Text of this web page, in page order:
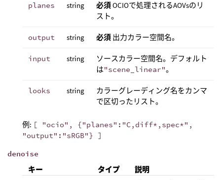
planes string 必須OCIOで処理されるAOVsのリ
スト。
output string 必須 出力カラー空間名。
input string
ソースカラー空間名。デフォルト
は"scene_linear"。
looks string
カラーグレーディング名をカンマ
で区切ったリスト。
例: [ "ocio", {"planes":"C,diff*,spec*",
"output":"sRGB"} ]
denoise
キー
タイプ
説明